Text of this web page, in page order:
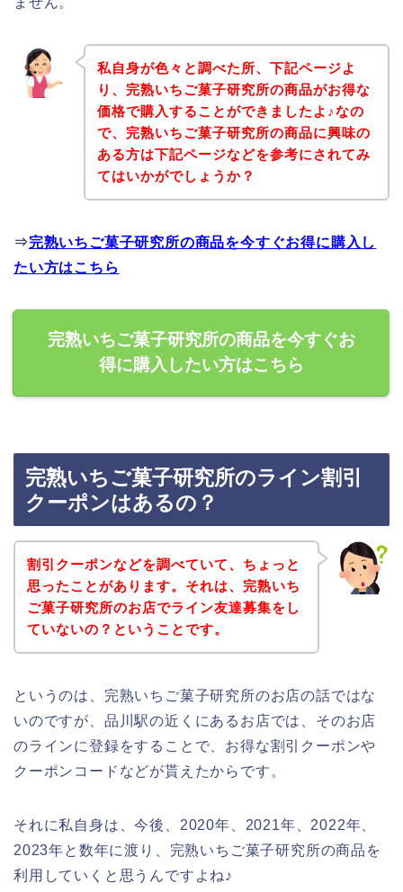
私自身が色々と調べた所、下記ページよ
り、完熟いちご菓子研究所の商品がお得な
価格で購入することができましたよ♪なの
で、完熟いちご菓子研究所の商品に興味の
ある方は下記ページなどを参考にされてみ
てはいかがでしょうか？
⇒完熟いちご菓子研究所の商品を今すぐお得に購入し
たい方はこちら
完熟いちご菓子研究所の商品を今すぐお
得に購入したい方はこちら
完熟いちご菓子研究所のライン割引
クーポンはあるの？
割引クーポンなどを調べていて、ちょっと
思ったことがあります。それは、完熟いち
ご菓子研究所のお店でライン友達募集をし
ていないの？ということです。
というのは、完熟いちご菓子研究所のお店の話ではな
いのですが、品川駅の近くにあるお店では、そのお店
のラインに登録をすることで、お得な割引クーポンや
クーポンコードなどが貰えたからです。
それに私自身は、今後、2020年、2021年、2022年、
2023年と数年に渡り、完熟いちご菓子研究所の商品を
利用していくと思うんですよね♪